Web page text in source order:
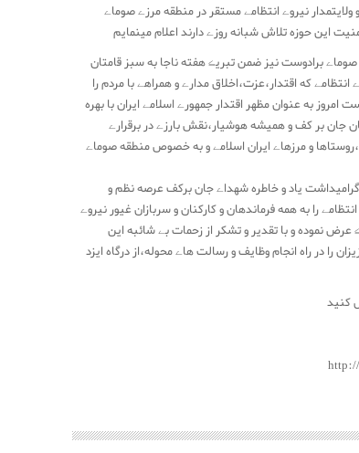
ولایتمدار نیروے انتظامے مستقر در منطقه مرزے صوماے
این حوزه تلاش شبانه روزے دارند اعلام مینمایم
برادوست نیز ضمن تبریڪ هفته ناجا به سبز قامتان
انتظامے که اقتدار،عزت،اخلاق مدارے و همراهے با مردم را
امروز به عنوان مظهر اقتدار جمهورے اسلامے ایران با بهره
جان بر کف و همیشه هوشیار،نقش بارزے در برقرارے
و مرزهاے ایران اسلامے و به خصوص منطقه صوماے
یاد و خاطره شهداے جان برکف عرصه نظم و
را به همه فرماندهان و کارکنان و سربازان غیور نیروے
عرض نموده و با تقدیر و تشکر از زحمات بے شائبه این
را در راه انجام وظایف و رسالت هاے محوله،از درگاه ایزد
کنید